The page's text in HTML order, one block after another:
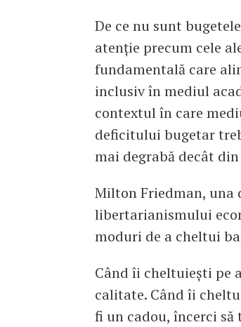
De ce nu sunt
atenție precum cele
fundamentală care
inclusiv în mediul
contextul în care
deficitului bugetar
mai degrabă decât
Milton Friedman, una
libertarianismului
moduri de a cheltui
Când îi cheltuiești pe
calitate. Când îi
fi un cadou, încerci